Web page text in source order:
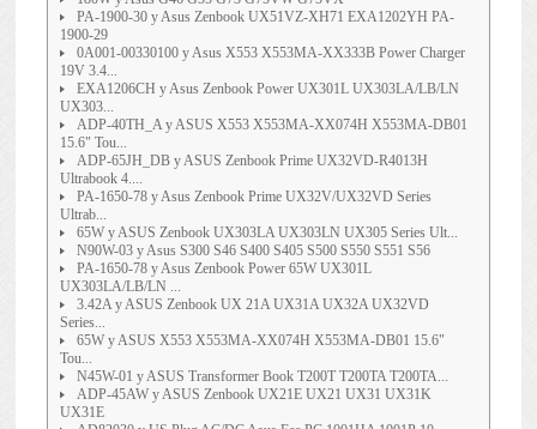
PA-1900-30 y Asus Zenbook UX51VZ-XH71 EXA1202YH PA-
1900-29
0A001-00330100 y Asus X553 X553MA-XX333B Power Charger
19V 3.4...
EXA1206CH y Asus Zenbook Power UX301L UX303LA/LB/LN
UX303...
ADP-40TH_A y ASUS X553 X553MA-XX074H X553MA-DB01
15.6" Tou...
ADP-65JH_DB y ASUS Zenbook Prime UX32VD-R4013H
Ultrabook 4....
PA-1650-78 y Asus Zenbook Prime UX32V/UX32VD Series
Ultrab...
65W y ASUS Zenbook UX303LA UX303LN UX305 Series Ult...
N90W-03 y Asus S300 S46 S400 S405 S500 S550 S551 S56
PA-1650-78 y Asus Zenbook Power 65W UX301L
UX303LA/LB/LN ...
3.42A y ASUS Zenbook UX 21A UX31A UX32A UX32VD
Series...
65W y ASUS X553 X553MA-XX074H X553MA-DB01 15.6"
Tou...
N45W-01 y ASUS Transformer Book T200T T200TA T200TA...
ADP-45AW y ASUS Zenbook UX21E UX21 UX31 UX31K
UX31E